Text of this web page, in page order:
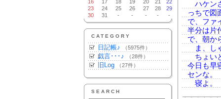
16
17 18 19 20 21
22
23
24 25 26 27 28
29
30
31 - - - - -
CATEGORY
日記帳♪ （5975件）
戯言･･･♪ （28件）
旧Log （27件）
SEARCH
ハケン
っちで図
で、ファ
半分は片
で、朝か
ま、し
ちょい
今日も早
センな。
寝よ。